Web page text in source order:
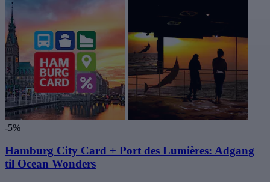
-5%
Hamburg City Card + Port des Lumières: Adgang
til Ocean Wonders